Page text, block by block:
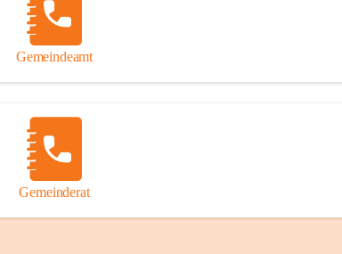
Gemeindeamt
Gemeinderat